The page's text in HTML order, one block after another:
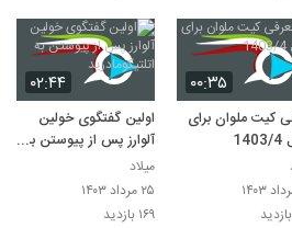
۰۰:۳۵
کیت ملوان برای
4
۰۲:۴۴
اولین گفتگوی خولین
آلوارز پس از پیوستن به
اتلتیکومادرید
میلاد
۲۵ مرداد ۱۴۰۳
۱۶۹ بازدید